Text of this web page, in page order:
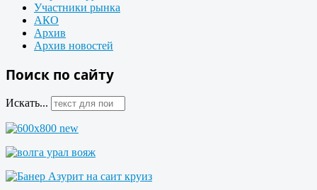
Участники рынка
АКО
Архив
Архив новостей
Поиск по сайту
Искать...